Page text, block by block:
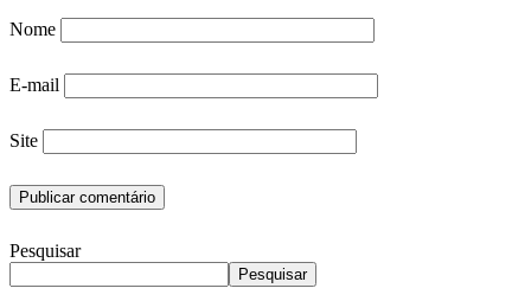
Nome
E-mail
Site
Pesquisar
Pesquisar